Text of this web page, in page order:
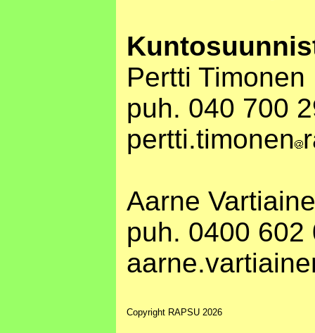
Pertti Timonen
puh. 040 700
pertti.timonen
Aarne
puh. 0400 602
Copyright RAPSU 2026